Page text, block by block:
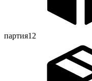
партия12